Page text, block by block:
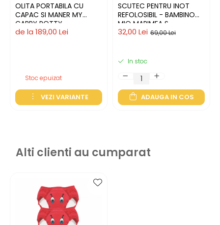
OLITA PORTABILA CU
CAPAC SI MANER MY
CARRY POTTY
de la 189,00 Lei
Stoc epuizat
VEZI VARIANTE
SCUTEC PENTRU INOT
REFOLOSIBIL - BAMBINO
MIO MARIMEA S
69,00 Lei
32,00 Lei
In stoc
ADAUGA IN COS
Alti clienti au cumparat